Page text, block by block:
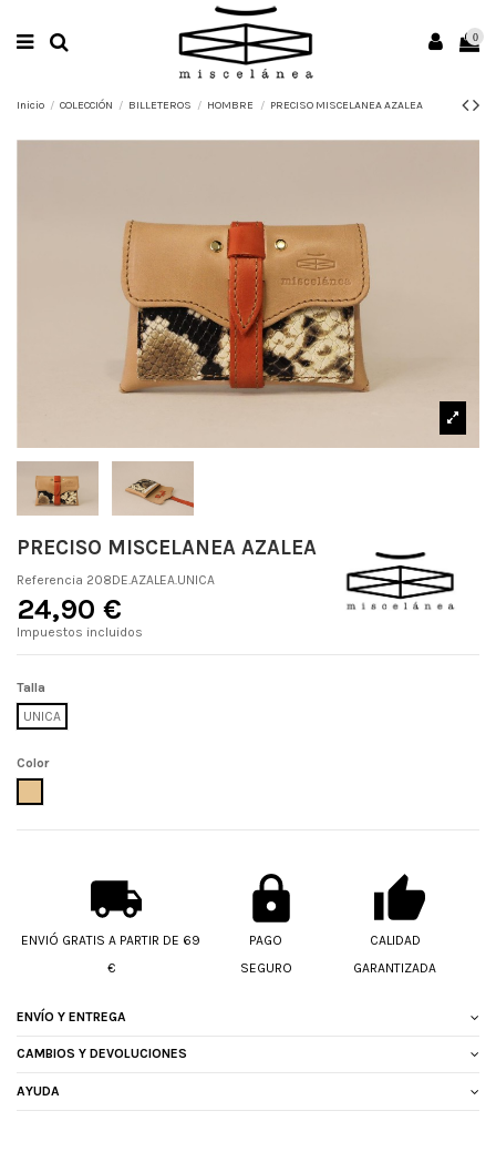
0
Inicio COLECCIÓN BILLETEROS HOMBRE PRECISO MISCELANEA AZALEA
PRECISO MISCELANEA AZALEA
Referencia 208DE.AZALEA.UNICA
24,90 €
Impuestos incluidos
Talla
UNICA
Color
ENVIÓ GRATIS A PARTIR DE 69
€
PAGO
SEGURO
CALIDAD
GARANTIZADA
ENVÍO Y ENTREGA
CAMBIOS Y DEVOLUCIONES
AYUDA